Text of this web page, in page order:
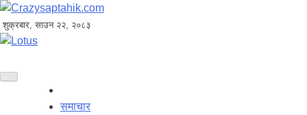
शुक्रबार, साउन २२, २०८३
समाचार